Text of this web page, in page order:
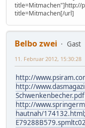
title=Mitmachen"]http://
title=Mitmachen[/url]
Belbo zwei
Gast
11. Februar 2012, 15:30:28
http://
http://
Schwenkenbecher.pdf
http://
hautnah/